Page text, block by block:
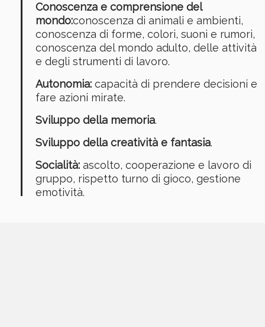
Conoscenza e comprensione del
mondo:conoscenza di animali e ambienti,
conoscenza di forme, colori, suoni e rumori,
conoscenza del mondo adulto, delle attività
e degli strumenti di lavoro.
Autonomia: capacità di prendere decisioni e
fare azioni mirate.
Sviluppo della memoria.
Sviluppo della creatività e fantasia.
Socialità: ascolto, cooperazione e lavoro di
gruppo, rispetto turno di gioco, gestione
emotività.